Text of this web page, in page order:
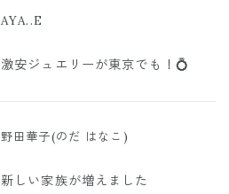
AYA..E
激安ジュエリーが東京でも！💍
野田華子(のだ はなこ)
新しい家族が増えました